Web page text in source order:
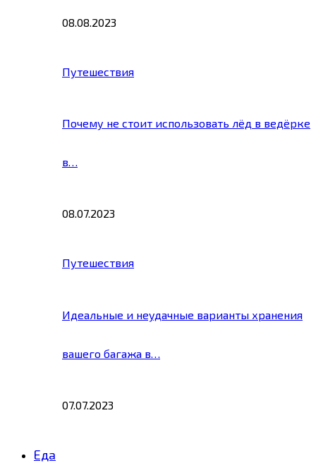
08.08.2023
Путешествия
Почему не стоит использовать лёд в ведёрке
в…
08.07.2023
Путешествия
Идеальные и неудачные варианты хранения
вашего багажа в…
07.07.2023
Еда